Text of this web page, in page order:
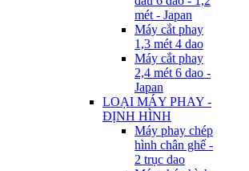
mét - Japan
Máy cắt phay
1,3 mét 4 dao
Máy cắt phay
2,4 mét 6 dao -
Japan
LOẠI MÁY PHAY -
ĐỊNH HÌNH
Máy phay chép
hình chân ghế -
2 trục dao